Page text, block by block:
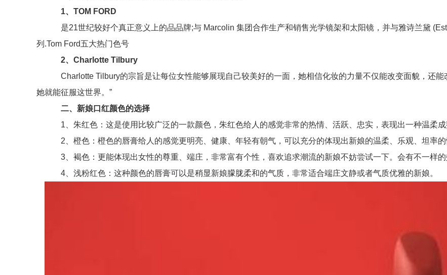
1、TOM FORD
是21世纪较好个真正意义上的品品牌;与 Marcolin 集团合作生产和销售光学镜架和太阳镜，并与雅诗兰黛
列.Tom Ford五大热门色号
2、Charlotte Tilbury
Charlotte Tilbury的宗旨是让每位女性能够展现自己较美好的一面，她相信化妆的力量不仅能改变面貌，还能
她就能征服这世界。”
二、新娘口红颜色的选择
1、朱红色：这是使用比较广泛的一款颜色，朱红色给人的感觉非常的热情、活跃、忠实，表现出一种温柔成
2、橙色：橙色的唇膏给人的感觉更明亮、健康、年轻有朝气，可以充分的体现出新娘的温柔、乐观、坦率的
3、褐色：更能体现出女性的尊重、端庄，非常富有个性，喜欢追求潮流的新娘不妨尝试一下。会有不一样的
4、浅粉红色：这种颜色的唇膏可以是稍显新娘朦胧柔和的气质，非常适合端庄文静或者气质优雅的新娘。